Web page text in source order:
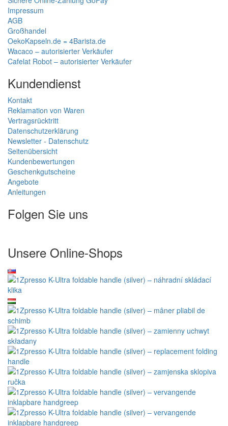
Impressum
AGB
Großhandel
OekoKapseln.de = 4Barista.de
Wacaco – autorisierter Verkäufer
Cafelat Robot – autorisierter Verkäufer
Kundendienst
Kontakt
Reklamation von Waren
Vertragsrücktritt
Datenschutzerklärung
Newsletter - Datenschutz
Seitenübersicht
Kundenbewertungen
Geschenkgutscheine
Angebote
Anleitungen
Folgen Sie uns
Unsere Online-Shops